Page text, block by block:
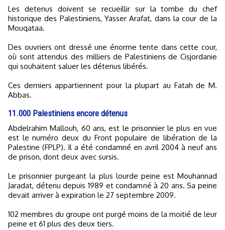
Les detenus doivent se recueillir sur la tombe du chef
historique des Palestiniens, Yasser Arafat, dans la cour de la
Mouqataa.
Des ouvriers ont dressé une énorme tente dans cette cour,
où sont attendus des milliers de Palestiniens de Cisjordanie
qui souhaitent saluer les détenus libérés.
Ces derniers appartiennent pour la plupart au Fatah de M.
Abbas.
11.000 Palestiniens encore détenus
Abdelrahim Mallouh, 60 ans, est le prisonnier le plus en vue
est le numéro deux du Front populaire de libération de la
Palestine (FPLP). Il a été condamné en avril 2004 à neuf ans
de prison, dont deux avec sursis.
Le prisonnier purgeant la plus lourde peine est Mouhannad
Jaradat, détenu depuis 1989 et condamné à 20 ans. Sa peine
devait arriver à expiration le 27 septembre 2009.
102 membres du groupe ont purgé moins de la moitié de leur
peine et 61 plus des deux tiers.